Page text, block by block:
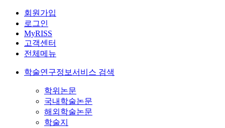
회원가입
로그인
MyRISS
고객센터
전체메뉴
학술연구정보서비스 검색
학위논문
국내학술논문
해외학술논문
학술지